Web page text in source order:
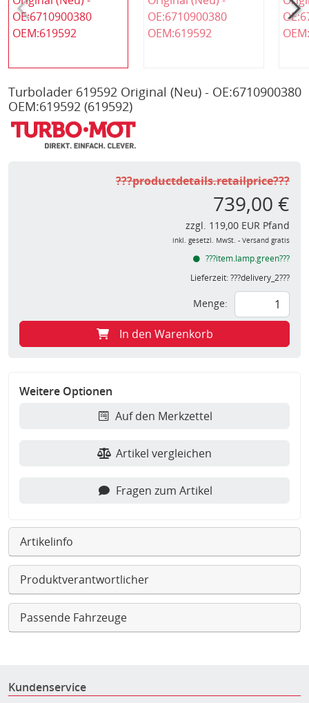
Turbolader 619592 Original (Neu) - OE:6710900380
OEM:619592 (619592)
???productdetails.retailprice???
739,00 €
zzgl. 119,00 EUR Pfand
inkl. gesetzl. MwSt. - Versand gratis
???item.lamp.green???
Lieferzeit:???delivery_2???
Menge:
In den Warenkorb
Weitere Optionen
Auf den Merkzettel
Artikel vergleichen
Fragen zum Artikel
Artikelinfo
Produktverantwortlicher
Passende Fahrzeuge
Kundenservice